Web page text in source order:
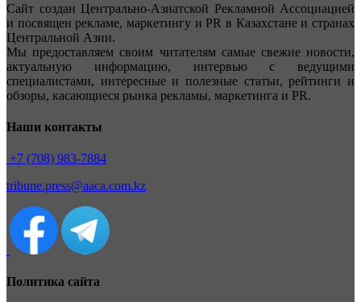
Сайт создан Центрально-Азиатской Рекламной Ассоциацией
и посвящен рекламе, маркетингу и PR в Казахстане и странах
Центральной Азии.
Мы предоставляем своим читателям самые свежие новости,
актуальную информацию, интервью с ведущими
специалистами, интересные и полезные статьи, рейтинги и
обзоры, касающиеся рынка рекламы, маркетинга и PR.
Наши контакты
+7 (708) 983-7884
tribune.press@aaca.com.kz
Политика сайта